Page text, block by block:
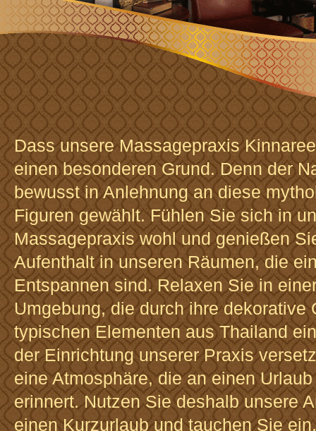
Dass unsere Massagepraxis
einen besonderen Grund. Denn der
bewusst in Anlehnung an diese
Figuren gewählt. Fühlen Sie sich in
Massagepraxis wohl und genießen
Aufenthalt in unseren Räumen, die
Entspannen sind. Relaxen Sie in
Umgebung, die durch ihre dekorative
typischen Elementen aus Thailand
der Einrichtung unserer Praxis
eine Atmosphäre, die an einen
erinnert. Nutzen Sie deshalb unsere
einen Kurzurlaub und tauchen Sie